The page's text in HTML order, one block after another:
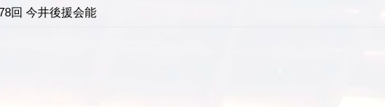
「FM能楽堂」金剛流謡曲